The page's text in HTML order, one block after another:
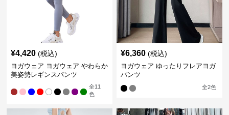
¥4,420 (税込)
ヨガウェア ヨガウェア やわらか
美姿勢レギンスパンツ
全11
色
¥6,360 (税込)
ヨガウェア ゆったりフレアヨガ
パンツ
全2色